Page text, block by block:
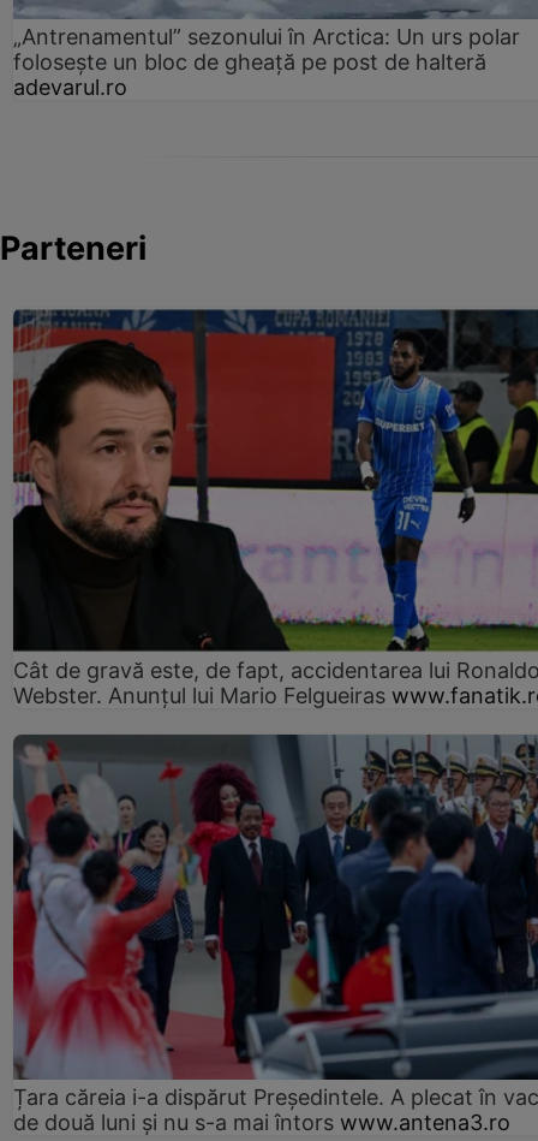
„Antrenamentul” sezonului în Arctica: Un urs polar
folosește un bloc de gheață pe post de halteră
adevarul.ro
Parteneri
Cât de gravă este, de fapt, accidentarea lui
Webster. Anunțul lui Mario Felgueiras
Țara căreia i-a dispărut Președintele. A plecat în
de două luni și nu s-a mai întors www.antena3.ro